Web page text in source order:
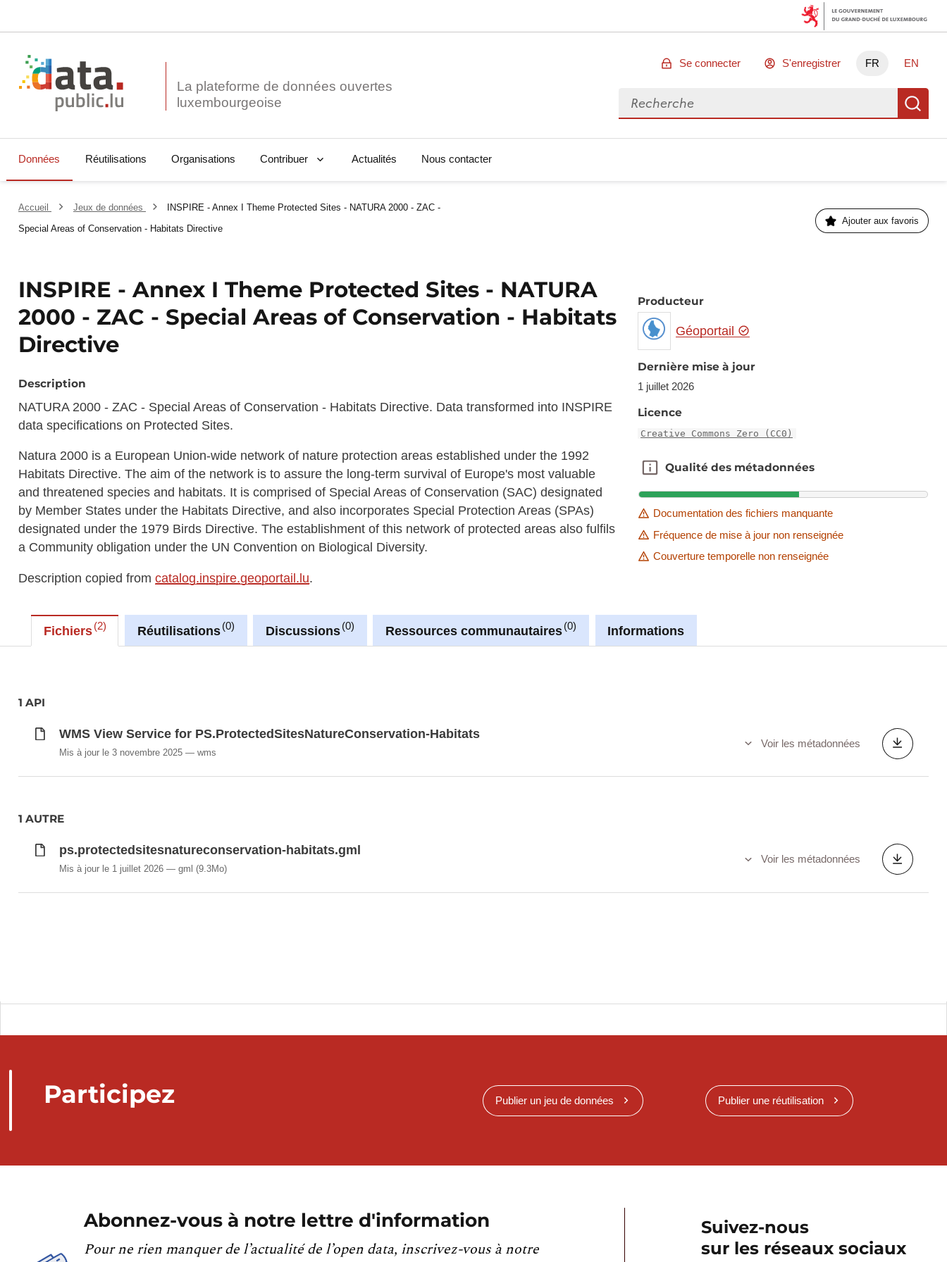
La plateforme de données ouvertes
Se connecter S'enregistrer FR EN
Rechercher des données
Données Réutilisations Organisations Contribuer Actualités Nous contacter
Accueil Jeux de données
INSPIRE - Annex I Theme Protected Sites - NATURA 2000 - ZAC -
Special Areas of Conservation - Habitats Directive
Ajouter aux favoris
INSPIRE - Annex I Theme Protected Sites - NATURA
2000 - ZAC - Special Areas of Conservation - Habitats
Directive
Description
NATURA 2000 - ZAC - Special Areas of Conservation - Habitats Directive. Data transformed into INSPIRE
data specifications on Protected Sites.
Natura 2000 is a European Union-wide network of nature protection areas established under the 1992
Habitats Directive. The aim of the network is to assure the long-term survival of Europe's most valuable
and threatened species and habitats. It is comprised of Special Areas of Conservation (SAC) designated
by Member States under the Habitats Directive, and also incorporates Special Protection Areas (SPAs)
designated under the 1979 Birds Directive. The establishment of this network of protected areas also fulfils
a Community obligation under the UN Convention on Biological Diversity.
Description copied fromcatalog.inspire.geoportail.lu.
Producteur
Géoportail
Dernière mise à jour
1 juillet 2026
Licence
Creative Commons Zero (CC0)
Qualité des métadonnées
Qualité des métadonnées
Documentation des fichiers manquante
Fréquence de mise à jour non renseignée
Couverture temporelle non renseignée
Fichiers 2 Réutilisations 0 Discussions 0 Ressources communautaires 0 Informations
1 API
WMS View Service for PS.ProtectedSitesNatureConservation-Habitats
Mis à jour le 3 novembre 2025 wms
Voir les métadonnées
1 AUTRE
ps.protectedsitesnatureconservation-habitats.gml
Mis à jour le 1 juillet 2026 gml(9.3Mo)
Voir les métadonnées
Participez Publier un jeu de données Publier une réutilisation
Abonnez-vous à notre lettre d'information
Pour ne rien manquer de l’actualité de l’open data, inscrivez-vous à notre
Suivez-nous
sur les réseaux sociaux